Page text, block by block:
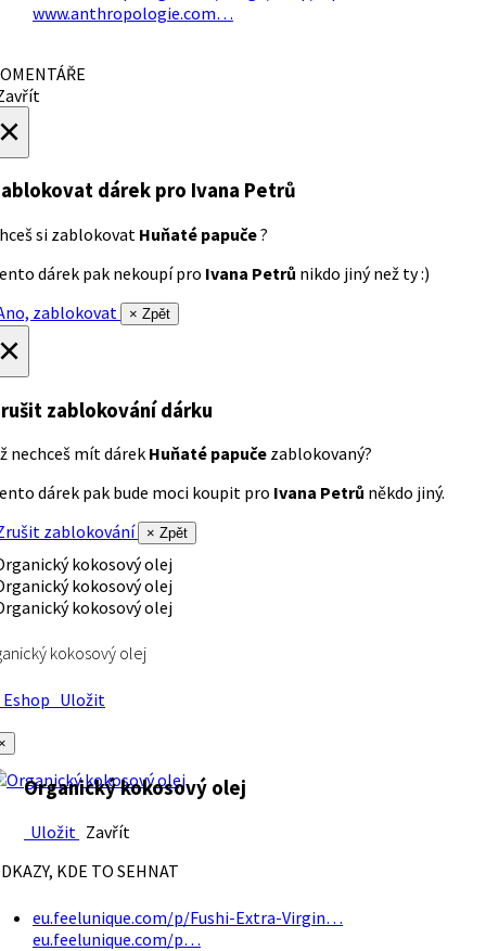
www.anthropologie.com…
dárek pro Ivana Petrů
si zablokovat Huňaté papuče?
dárek pak nekoupí pro Ivana Petrů nikdo jiný než ty :)
zablokovat
× Zpět
zablokování dárku
nechceš mít dárek Huňaté papuče zablokovaný?
dárek pak bude moci koupit pro Ivana Petrů někdo jiný.
zablokování
× Zpět
kokosový olej
Uložit
Organický kokosový olej
Uložit Zavřít
KDE TO SEHNAT
eu.feelunique.com/p/Fushi-Extra-Virgin…
eu.feelunique.com/p…